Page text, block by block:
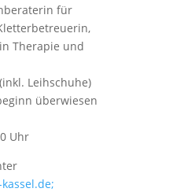
für
Therapie und
Leihschuhe)
überwiesen
Uhr